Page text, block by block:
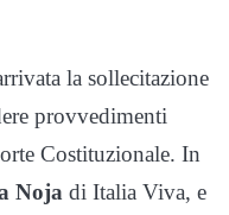
la sollecitazione
provvedimenti
Costituzionale. In
Noja di Italia Viva, e